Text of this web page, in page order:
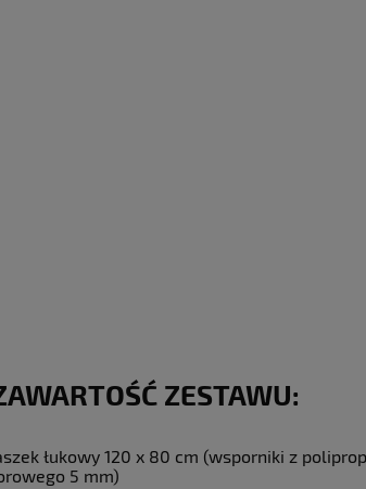
ZESTAWU:
łukowy 120 x 80 cm (wsporniki z
5 mm)